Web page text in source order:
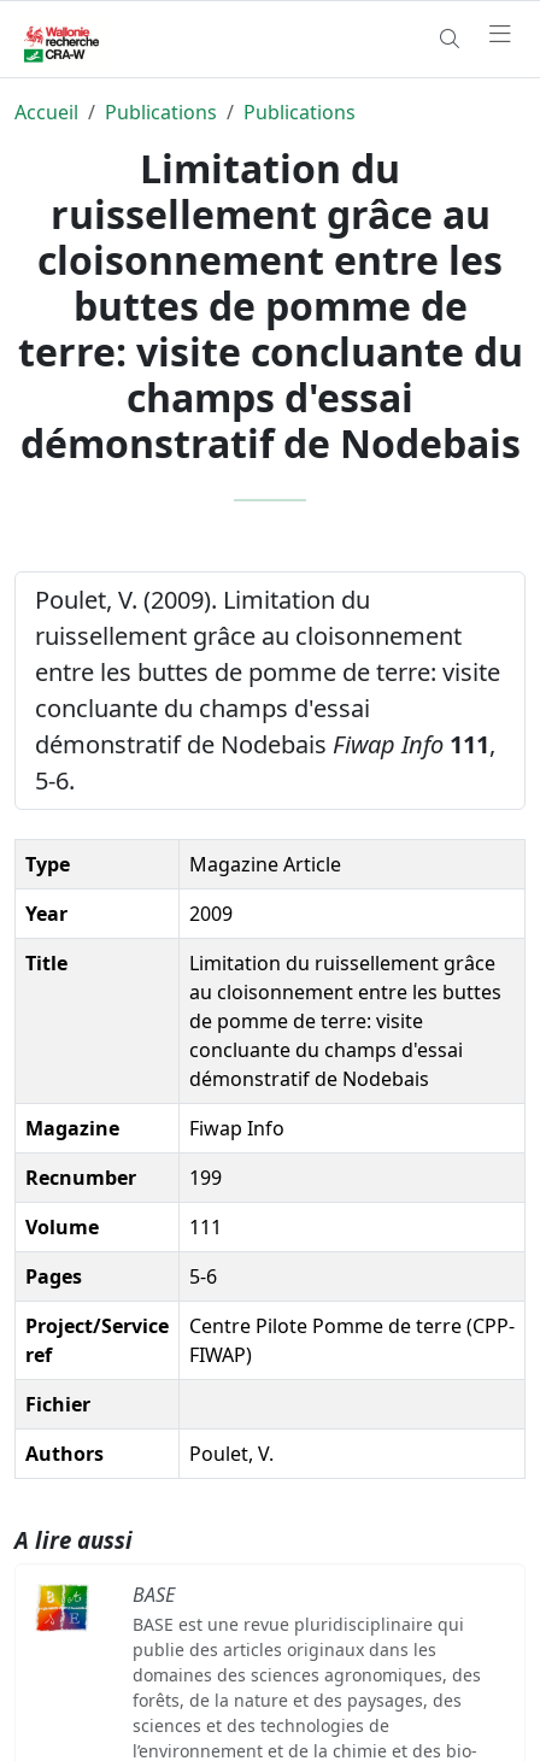
Accueil Publications Publications
Limitation du
ruissellement grâce au
cloisonnement entre les
buttes de pomme de
terre: visite concluante du
champs d'essai
démonstratif de Nodebais
Poulet, V. (2009). Limitation du
ruissellement grâce au cloisonnement
entre les buttes de pomme de terre: visite
concluante du champs d'essai
démonstratif de Nodebais Fiwap Info 111,
5-6.
Type
Magazine Article
Year
2009
Title
Limitation du ruissellement grâce
au cloisonnement entre les buttes
de pomme de terre: visite
concluante du champs d'essai
démonstratif de Nodebais
Magazine
Fiwap Info
Recnumber
199
Volume
111
Pages
5-6
Project/Service
ref
Centre Pilote Pomme de terre (CPP-
FIWAP)
Fichier
Authors
Poulet, V.
A lire aussi
BASE
BASE est une revue pluridisciplinaire qui
publie des articles originaux dans les
domaines des sciences agronomiques, des
forêts, de la nature et des paysages, des
sciences et des technologies de
l’environnement et de la chimie et des bio-